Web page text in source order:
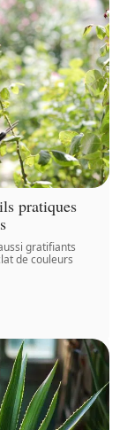
pratiques
gratifiants
de couleurs